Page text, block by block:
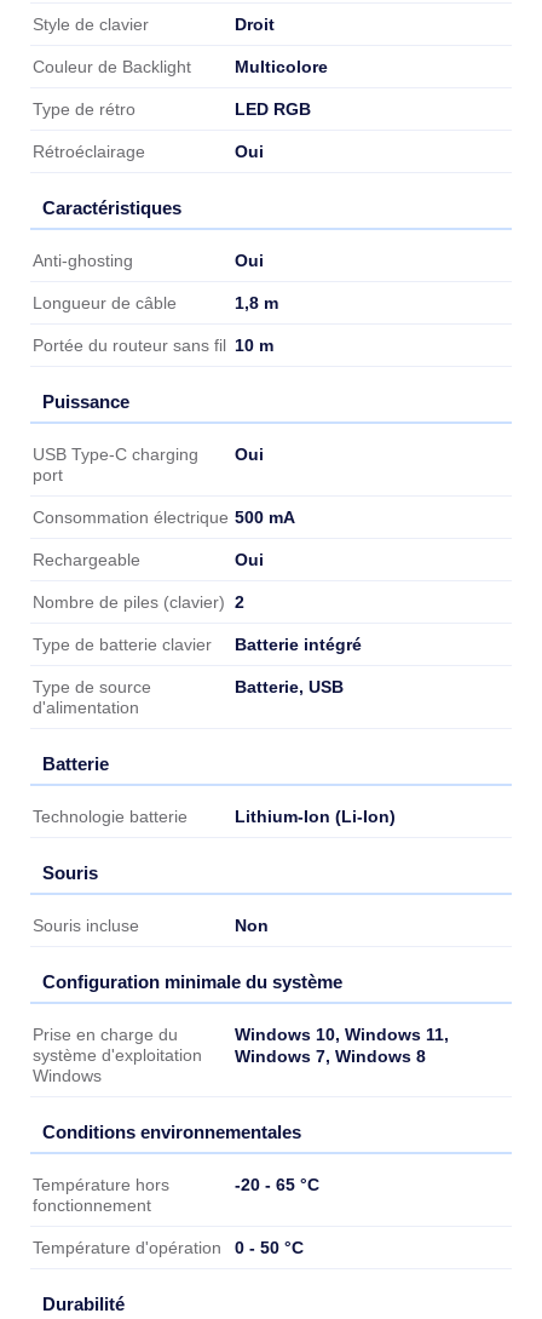
Style de clavier Droit
Couleur de Backlight Multicolore
Type de rétro LED RGB
Rétroéclairage Oui
Caractéristiques
Caractéristiques
Anti-ghosting Oui
Longueur de câble 1,8 m
Portée du routeur sans fil 10 m
Puissance
Puissance
USB Type-C charging
port
Oui
Consommation électrique 500 mA
Rechargeable Oui
Nombre de piles (clavier) 2
Type de batterie clavier Batterie intégré
Type de source
d'alimentation
Batterie, USB
Batterie
Batterie
Technologie batterie Lithium-Ion (Li-Ion)
Souris
Souris
Souris incluse Non
Configuration minimale du système
Configuration minimale du système
Prise en charge du
système d'exploitation
Windows
Windows 10, Windows 11,
Windows 7, Windows 8
Conditions environnementales
Conditions environnementales
Température hors
fonctionnement
-20 - 65 °C
Température d'opération 0 - 50 °C
Durabilité